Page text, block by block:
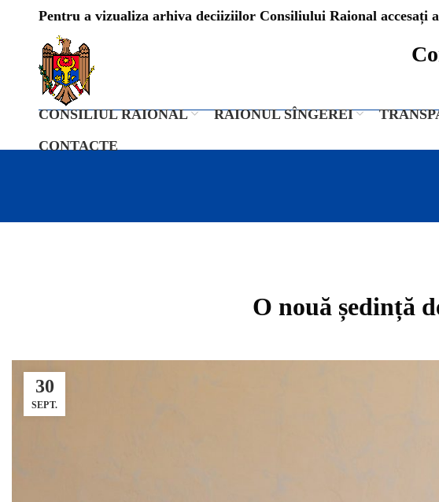
Pentru a vizualiza arhiva deciiziilor Consiliului Raional accesați
CONSILIUL RAIONAL RAIONUL SÎNGEREI
CONTACTE
O nouă ședință
30
SEPT.